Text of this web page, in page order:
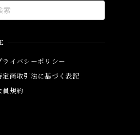
ライバシーポリシー
定商取引法に基づく表記
員規約